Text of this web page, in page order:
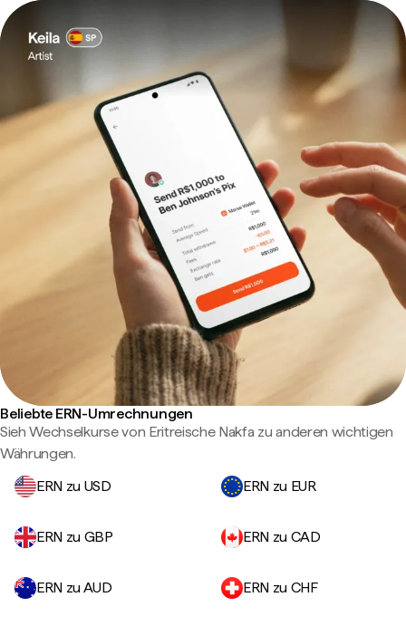
Beliebte ERN-Umrechnungen
Sieh Wechselkurse von Eritreische Nakfa zu anderen wichtigen
Währungen.
ERN zu USD
ERN zu EUR
ERN zu GBP ERN zu CAD
ERN zu AUD ERN zu CHF